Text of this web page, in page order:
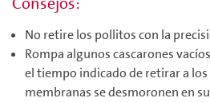
No retire los pollitos con la
Rompa algunos cascarones
el tiempo indicado de retirar a
membranas se desmoronen en